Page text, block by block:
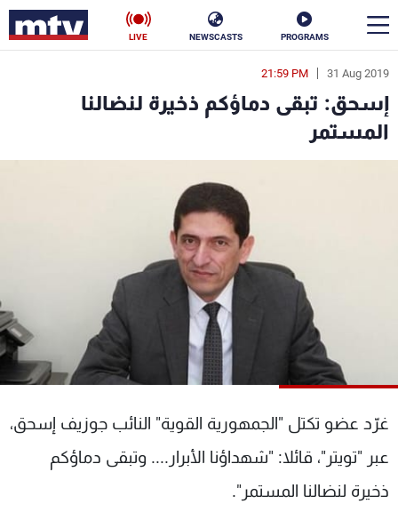
PROGRAMS
NEWSCASTS
LIVE
31 Aug 2019
21:59 PM
إسحق: تبقى دماؤكم ذخيرة لنضالنا
المستمر
غرّد عضو تكتل "الجمهورية القوية" النائب جوزيف إسحق،
عبر "تويتر"، قائلا: "شهداؤنا الأبرار.... وتبقى دماؤكم
ذخيرة لنضالنا المستمر".
en
الأخبار
سياسة ناس
فن
رياضة
البرامج
جدول البرامج
شاهد البرامج
عن MTV